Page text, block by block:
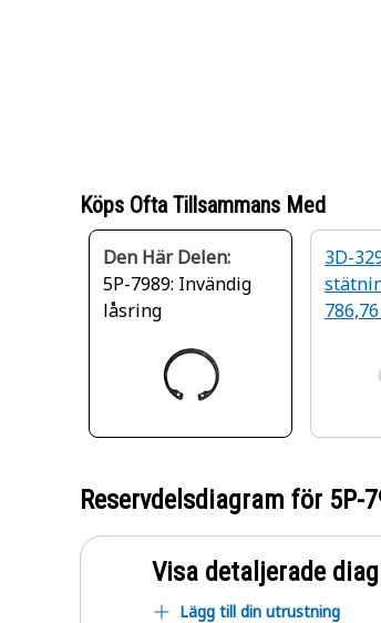
Köps Ofta Tillsammans Med
Den Här Delen:
5P-7989: Invändig
låsring
3D-
Reservdelsdiagram för 5P-
Visa detaljerade
Lägg till din utrustning